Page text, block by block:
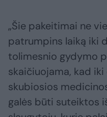
„Šie pakeitimai ne
patrumpins laiką iki
tolimesnio gydymo
skaičiuojama, kad
skubiosios
galės būti suteiktos